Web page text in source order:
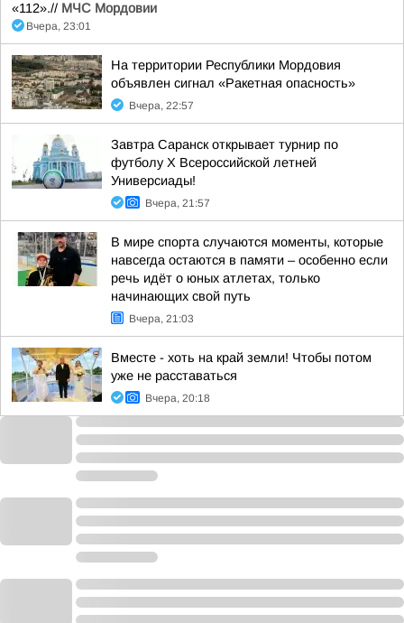
«112».// МЧС Мордовии
Вчера, 23:01
На территории Республики Мордовия
объявлен сигнал «Ракетная опасность»
Вчера, 22:57
Завтра Саранск открывает турнир по
футболу X Всероссийской летней
Универсиады!
Вчера, 21:57
В мире спорта случаются моменты, которые
навсегда остаются в памяти – особенно если
речь идёт о юных атлетах, только
начинающих свой путь
Вчера, 21:03
Вместе - хоть на край земли! Чтобы потом
уже не расставаться
Вчера, 20:18